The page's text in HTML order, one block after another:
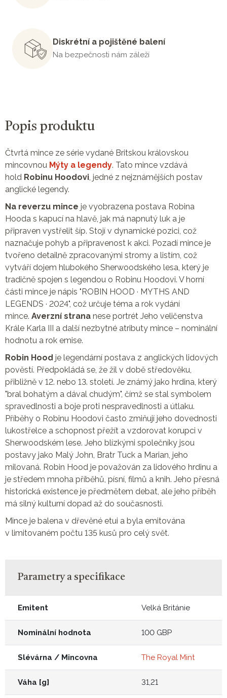
Diskrétní a pojištěné balení
Na bezpečnosti nám záleží
Popis produktu
Čtvrtá mince ze série vydané Britskou královskou
mincovnou Mýty a legendy. Tato mince vzdává
hold Robinu Hoodovi, jedné z nejznámějších postav
anglické legendy.
Na reverzu mince je vyobrazena postava Robina
Hooda s kapucí na hlavě, jak má napnutý luk a je
připraven vystřelit šíp. Stojí v dynamické pozici, což
naznačuje pohyb a připravenost k akci. Pozadí mince je
tvořeno detailně zpracovanými stromy a listím, což
vytváří dojem hlubokého Sherwoodského lesa, který je
tradičně spojen s legendou o Robinu Hoodovi. V horní
části mince je nápis "ROBIN HOOD · MYTHS AND
LEGENDS · 2024", což určuje téma a rok vydání
mince. Averzní strana nese portrét Jeho veličenstva
Krále Karla III a další nezbytné atributy mince – nominální
hodnotu a rok emise.
Robin Hood je legendární postava z anglických lidových
pověstí. Předpokládá se, že žil v době středověku,
přibližně v 12. nebo 13. století. Je známý jako hrdina, který
"bral bohatým a dával chudým", čímž se stal symbolem
spravedlnosti a boje proti nespravedlnosti a útlaku.
Příběhy o Robinu Hoodovi často zmiňují jeho dovednosti
lukostřelce a schopnost přežít a vzdorovat korupci v
Sherwoodském lese. Jeho blízkými společníky jsou
postavy jako Malý John, Bratr Tuck a Marian, jeho
milovaná. Robin Hood je považován za lidového hrdinu a
je středem mnoha příběhů, písní, filmů a knih. Jeho přesná
historická existence je předmětem debat, ale jeho příběh
má silný kulturní dopad až do současnosti.
Mince je balena v dřevěné etui a byla emitována
v limitovaném počtu 135 kusů pro celý svět.
Parametry a specifikace
Emitent Velká Británie
Nominální hodnota 100 GBP
Slévárna / Mincovna The Royal Mint
Váha [g] 31,21